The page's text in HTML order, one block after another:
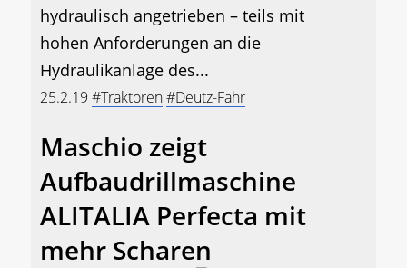
hydraulisch angetrieben – teils mit
hohen Anforderungen an die
Hydraulikanlage des...
25.2.19 #Traktoren#Deutz-Fahr
Maschio zeigt
Aufbaudrillmaschine
ALITALIA Perfecta mit
mehr Scharen